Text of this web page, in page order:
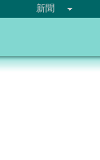
新聞